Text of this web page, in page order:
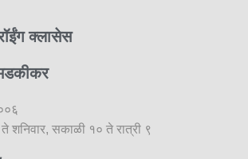
क्लासेस
ते शनिवार, सकाळी १० ते रात्री ९